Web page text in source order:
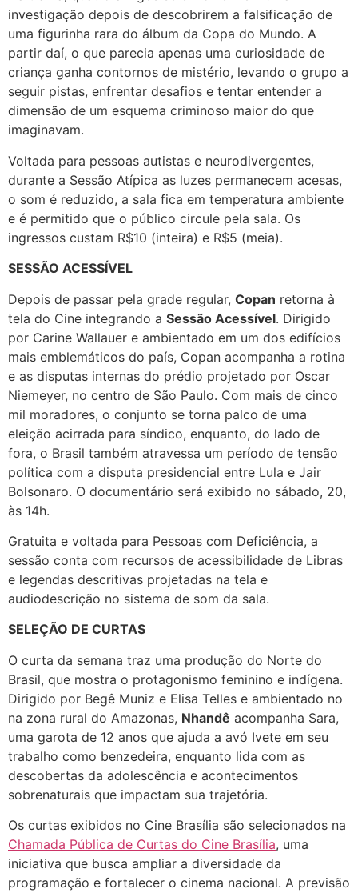
investigação depois de descobrirem a falsificação de
uma figurinha rara do álbum da Copa do Mundo. A
partir daí, o que parecia apenas uma curiosidade de
criança ganha contornos de mistério, levando o grupo a
seguir pistas, enfrentar desafios e tentar entender a
dimensão de um esquema criminoso maior do que
imaginavam.
Voltada para pessoas autistas e neurodivergentes,
durante a Sessão Atípica as luzes permanecem acesas,
o som é reduzido, a sala fica em temperatura ambiente
e é permitido que o público circule pela sala. Os
ingressos custam R$10 (inteira) e R$5 (meia).
SESSÃO ACESSÍVEL
Depois de passar pela grade regular, Copan retorna à
tela do Cine integrando a Sessão Acessível. Dirigido
por Carine Wallauer e ambientado em um dos edifícios
mais emblemáticos do país, Copan acompanha a rotina
e as disputas internas do prédio projetado por Oscar
Niemeyer, no centro de São Paulo. Com mais de cinco
mil moradores, o conjunto se torna palco de uma
eleição acirrada para síndico, enquanto, do lado de
fora, o Brasil também atravessa um período de tensão
política com a disputa presidencial entre Lula e Jair
Bolsonaro. O documentário será exibido no sábado, 20,
às 14h.
Gratuita e voltada para Pessoas com Deficiência, a
sessão conta com recursos de acessibilidade de Libras
e legendas descritivas projetadas na tela e
audiodescrição no sistema de som da sala.
SELEÇÃO DE CURTAS
O curta da semana traz uma produção do Norte do
Brasil, que mostra o protagonismo feminino e indígena.
Dirigido por Begê Muniz e Elisa Telles e ambientado no
na zona rural do Amazonas, Nhandê acompanha Sara,
uma garota de 12 anos que ajuda a avó Ivete em seu
trabalho como benzedeira, enquanto lida com as
descobertas da adolescência e acontecimentos
sobrenaturais que impactam sua trajetória.
Os curtas exibidos no Cine Brasília são selecionados na
Chamada Pública de Curtas do Cine Brasília, uma
iniciativa que busca ampliar a diversidade da
programação e fortalecer o cinema nacional. A previsão